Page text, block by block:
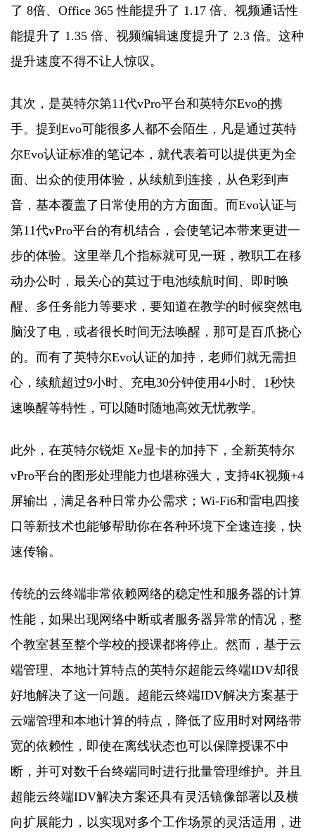
了 8倍、Office 365 性能提升了 1.17 倍、视频通话性
能提升了 1.35 倍、视频编辑速度提升了 2.3 倍。这种
提升速度不得不让人惊叹。
其次，是英特尔第11代vPro平台和英特尔Evo的携
手。提到Evo可能很多人都不会陌生，凡是通过英特
尔Evo认证标准的笔记本，就代表着可以提供更为全
面、出众的使用体验，从续航到连接，从色彩到声
音，基本覆盖了日常使用的方方面面。而Evo认证与
第11代vPro平台的有机结合，会使笔记本带来更进一
步的体验。这里举几个指标就可见一斑，教职工在移
动办公时，最关心的莫过于电池续航时间、即时唤
醒、多任务能力等要求，要知道在教学的时候突然电
脑没了电，或者很长时间无法唤醒，那可是百爪挠心
的。而有了英特尔Evo认证的加持，老师们就无需担
心，续航超过9小时、充电30分钟使用4小时、1秒快
速唤醒等特性，可以随时随地高效无忧教学。
此外，在英特尔锐炬 Xe显卡的加持下，全新英特尔
vPro平台的图形处理能力也堪称强大，支持4K视频+4
屏输出，满足各种日常办公需求；Wi-Fi6和雷电四接
口等新技术也能够帮助你在各种环境下全速连接，快
速传输。
传统的云终端非常依赖网络的稳定性和服务器的计算
性能，如果出现网络中断或者服务器异常的情况，整
个教室甚至整个学校的授课都将停止。然而，基于云
端管理、本地计算特点的英特尔超能云终端IDV却很
好地解决了这一问题。超能云终端IDV解决方案基于
云端管理和本地计算的特点，降低了应用时对网络带
宽的依赖性，即使在离线状态也可以保障授课不中
断，并可对数千台终端同时进行批量管理维护。并且
超能云终端IDV解决方案还具有灵活镜像部署以及横
向扩展能力，以实现对多个工作场景的灵活适用，进